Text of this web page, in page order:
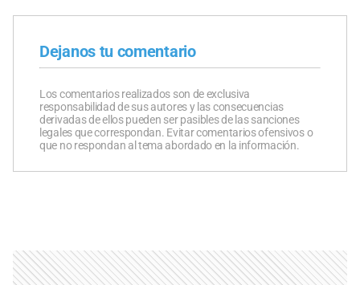
Dejanos tu comentario
Los comentarios realizados son de exclusiva
responsabilidad de sus autores y las consecuencias
derivadas de ellos pueden ser pasibles de las sanciones
legales que correspondan. Evitar comentarios ofensivos o
que no respondan al tema abordado en la información.